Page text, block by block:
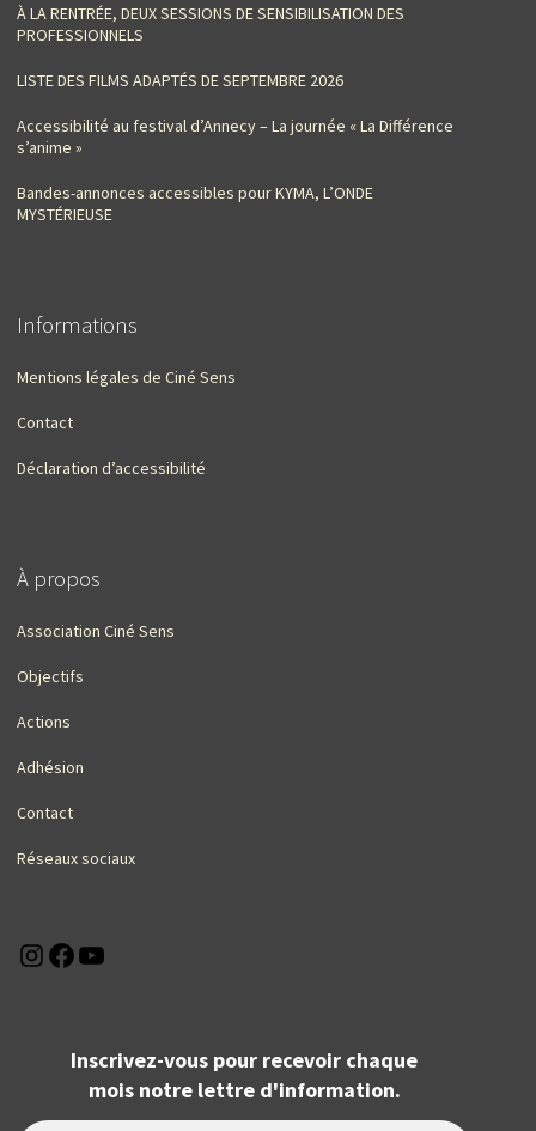
À LA RENTRÉE, DEUX SESSIONS DE SENSIBILISATION DES
PROFESSIONNELS
LISTE DES FILMS ADAPTÉS DE SEPTEMBRE 2026
Accessibilité au festival d’Annecy – La journée « La Différence
s’anime »
Bandes-annonces accessibles pour KYMA, L’ONDE
MYSTÉRIEUSE
Informations
Mentions légales de Ciné Sens
Contact
Déclaration d’accessibilité
À propos
Association Ciné Sens
Objectifs
Actions
Adhésion
Contact
Réseaux sociaux
Instagram
Facebook
Inscrivez-vous pour recevoir chaque
mois notre lettre d'information.